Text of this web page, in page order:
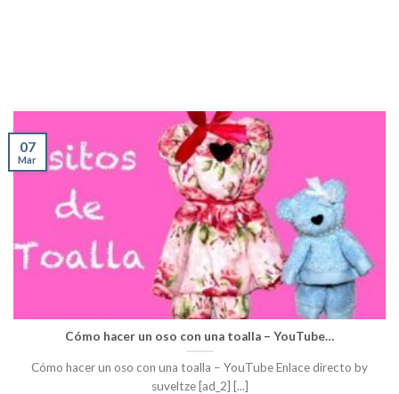
Cómo hacer un oso con una toalla – YouTube…
Cómo hacer un oso con una toalla – YouTube Enlace directo by
suveltze [ad_2] [...]
07
Mar